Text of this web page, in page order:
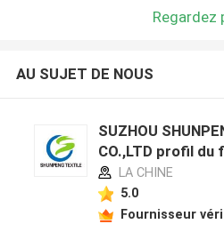
Regardez
AU SUJET DE NOUS
SUZHOU
CO.,LTD profil du
LA CHINE
5.0
Fournisseur